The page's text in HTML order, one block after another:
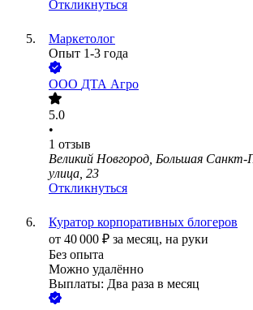
Откликнуться
Маркетолог
Опыт 1-3 года
ООО ДТА Агро
5.0
•
1 отзыв
Великий Новгород, Большая Санкт-
улица, 23
Откликнуться
Куратор корпоративных блогеров
от 40 000 ₽ за месяц, на руки
Без опыта
Можно удалённо
Выплаты: Два раза в месяц